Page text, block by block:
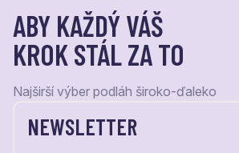
ABY KAŽDÝ VÁŠ
KROK STÁL ZA TO
Najširší výber podláh široko-ďaleko
NEWSLETTER